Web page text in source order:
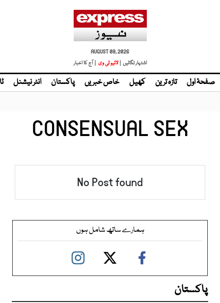
AUGUST 09, 2026
اشتہار لگائیں | لائیو ٹی وی | آج کا اخبار
صفحۂ اول تازہ ترین کھیل خاص خبریں پاکستان انٹر نیشنل
CONSENSUAL SEX
No Post found
ہمارے ساتھ شامل ہوں
پاکستان